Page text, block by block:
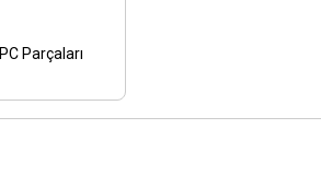
PC Parçaları